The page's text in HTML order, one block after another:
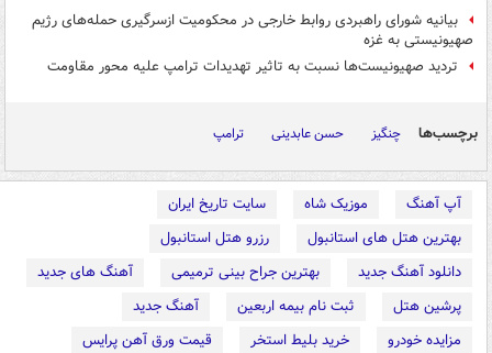
بیانیه شورای راهبردی روابط خارجی در محکومیت ازسرگیری حمله‌های رژیم
صهیونیستی به غزه
تردید صهیونیست‌ها نسبت به تاثیر تهدیدات ترامپ علیه محور مقاومت
برچسب‌ها چنگیز حسن عابدینی ترامپ
آپ آهنگ موزیک شاه
سایت تاریخ ایران
بهترین هتل های استانبول
رزرو هتل استانبول
دانلود آهنگ جدید
بهترین جراح بینی ترمیمی
آهنگ های جدید
پرشین هتل
ثبت نام بیمه اربعین
آهنگ جدید
مزایده خودرو
خرید بلیط استخر
قیمت ورق آهن پرایس